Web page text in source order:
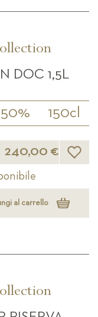
DOC 1,5L
150cl
240,00 €
al carrello